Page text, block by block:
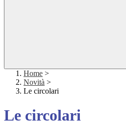
Home >
Novità >
Le circolari
Le circolari